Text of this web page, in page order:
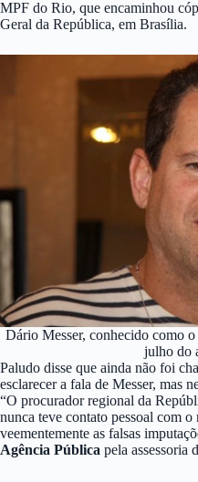
MPF do Rio, que encaminhou
Geral da República, em Brasília.
Dário Messer, conhecido como
julho do
Paludo disse que ainda não foi
esclarecer a fala de Messer, mas
“O procurador regional da
nunca teve contato pessoal com
veementemente as falsas
Agência Pública pela assessoria